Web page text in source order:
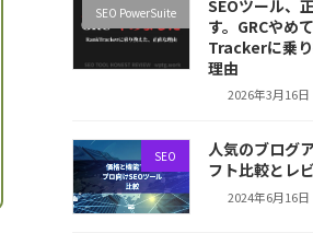
SEO PowerSuite
SEOツール、
す。GRCやめ
Trackerに乗
理由
2026年3月16日
SEO
人気のブログ
フト比較とレ
2024年6月16日